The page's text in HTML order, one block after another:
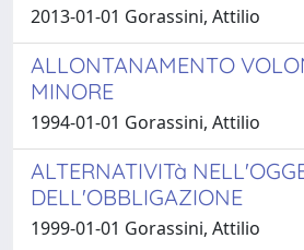
2013-01-01 Gorassini, Attilio
ALLONTANAMENTO
MINORE
1994-01-01 Gorassini, Attilio
ALTERNATIVITà
DELL'OBBLIGAZIONE
1999-01-01 Gorassini, Attilio